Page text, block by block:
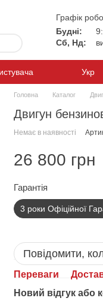
Графік
Будні:
Сб, Нд:
Укр
Головна Каталог
Двигун
Немає в наявності
26 800 грн
Гарантiя
3 роки Офіційної
Повідомити,
Переваги
Новий відгук або